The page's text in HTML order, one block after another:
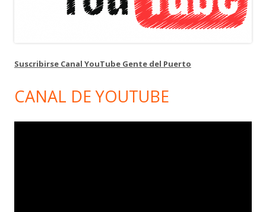
Suscribirse Canal YouTube Gente del Puerto
CANAL DE YOUTUBE